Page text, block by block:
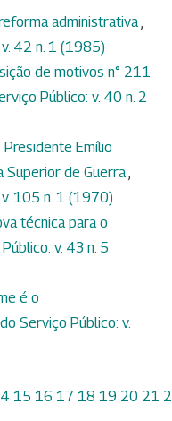
administrativa,
42 n. 1 (1985)
de motivos n° 211
Público: v. 40 n. 2
Presidente Emílio
Superior de Guerra,
105 n. 1 (1970)
técnica para o
v. 43 n. 5
é o
Serviço Público: v.
15 16 17 18 19 20 21